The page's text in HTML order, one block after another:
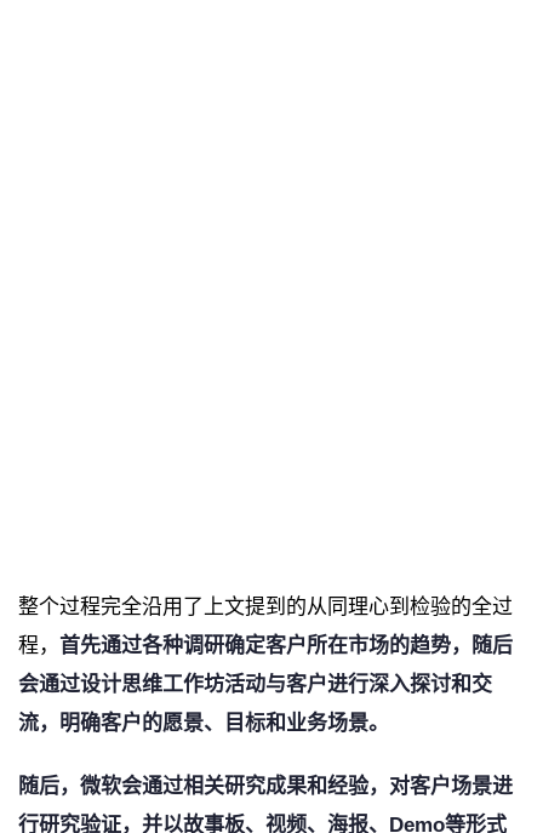
整个过程完全沿用了上文提到的从同理心到检验的全过
程， 首先通过各种调研确定客户所在市场的趋势，随后
会通过设计思维工作坊活动与客户进行深入探讨和交
流，明确客户的愿景、目标和业务场景。
随后，微软会通过相关研究成果和经验，对客户场景进
行研究验证，并以故事板、视频、海报、Demo等形式